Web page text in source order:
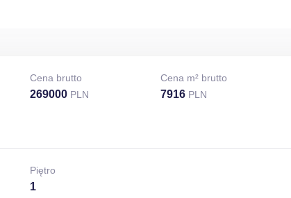
Cena brutto
269000PLN
Cena m² brutto
7916PLN
Piętro
1